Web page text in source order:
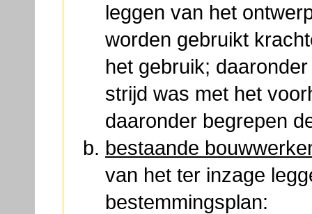
leggen van het
worden gebruikt
het gebruik;
strijd was met het
daaronder begrepen
bestaande
van het ter inzage
bestemmingsplan: